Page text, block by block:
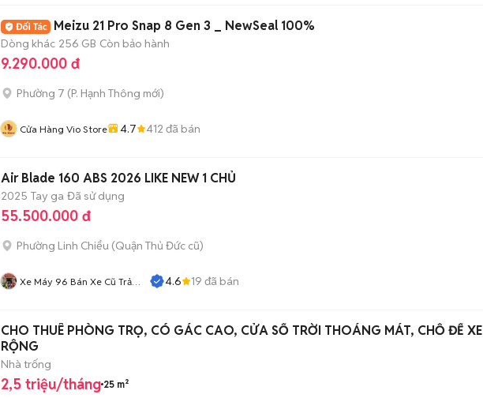
Meizu 21 Pro Snap 8 Gen 3 _ NewSeal 100%
Dòng khác 256 GB Còn bảo hành
9.290.000 đ
Phường 7 (P. Hạnh Thông mới)
Cửa Hàng Vio Store 4.7 412 đã bán
Air Blade 160 ABS 2026 LIKE NEW 1 CHỦ
2025 Tay ga Đã sử dụng
55.500.000 đ
Phường Linh Chiểu (Quận Thủ Đức cũ)
Xe Máy 96 Bán Xe Cũ Trả
4.6 19 đã bán
CHO THUÊ PHÒNG TRỌ, CÓ GÁC CAO, CỬA SỔ TRỜI THOÁNG MÁT, CHỖ ĐỂ XE
RỘNG
Nhà trống
2,5 triệu/tháng 25 m²